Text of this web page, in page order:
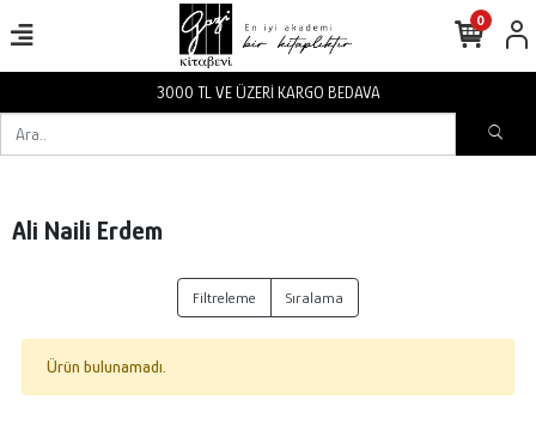
3000 TL VE ÜZERİ KARGO BEDAVA
0
Ali Naili Erdem
Filtreleme Sıralama
Ürün bulunamadı.